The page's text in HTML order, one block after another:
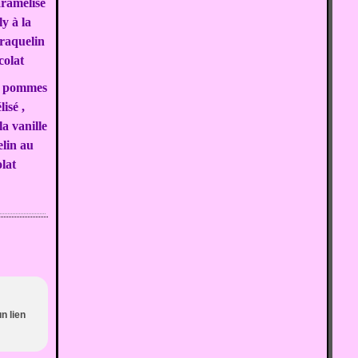
,
vanille
au
lien